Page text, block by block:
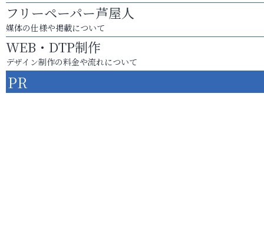
フリーペーパー芦屋人
媒体の仕様や掲載について
WEB・DTP制作
デザイン制作の料金や流れについて
PR